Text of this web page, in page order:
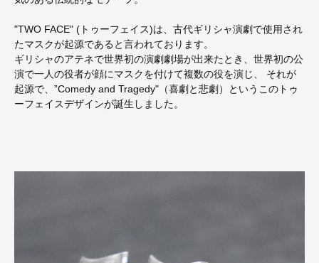
"TWO FACE" (トゥーフェイス)は、古代ギリシャ演劇で使用され
たマスクが起源であると言われております。
ギリシャのアテネで世界初の演劇劇場が出来たとき、世界初の公
演で一人の役者が顔にマスクを付けて複数の役を演じ、 それが
起源で、”Comedy and Tragedy"（喜劇と悲劇）というこのトゥ
ーフェイスデザインが誕生しました。